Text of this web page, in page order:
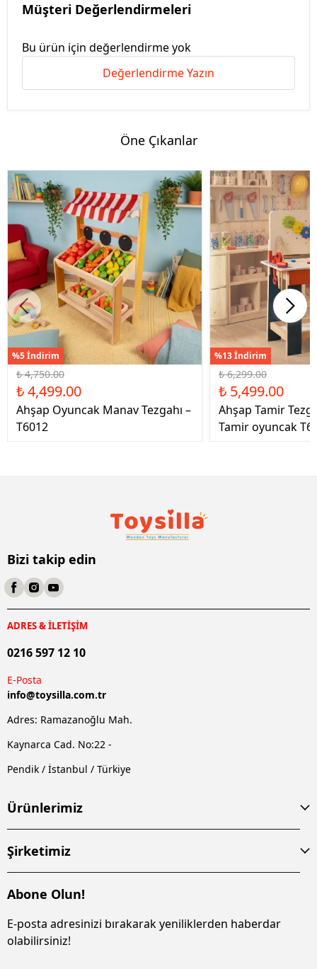
Müşteri Değerlendirmeleri
Bu ürün için değerlendirme yok
Değerlendirme Yazın
Öne Çıkanlar
%5 İndirim
₺ 4,750.00
₺ 4,499.00
Ahşap Oyuncak Manav Tezgahı –
T6012
%13 İndirim
₺ 6,299.00
₺ 5,499.00
Ahşap Tamir
Tamir oyuncak
Bizi takip edin
ADRES & İLETİŞİM
0216 597 12 10
E-Posta
info@toysilla.com.tr
Adres: Ramazanoğlu Mah.
Kaynarca Cad. No:22 -
Pendik / İstanbul / Türkiye
Ürünlerimiz
Şirketimiz
Abone Olun!
E-posta adresinizi bırakarak yeniliklerden haberdar
olabilirsiniz!